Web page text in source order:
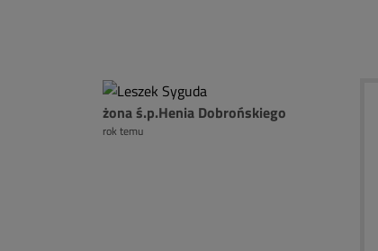
żona ś.p.Henia Dobrońskiego
rok temu